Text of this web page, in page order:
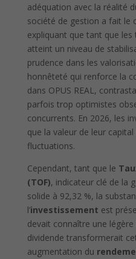
adéquation avec la réalité
société de gestion a fait le
expliquant que tant que les
atteint un niveau de
prudence dans les
honnêteté qui renforce la
dans OPUS REAL,
parfois trop optimistes
concurrents. En 2026, les
que la valeur de leur
fluctuations.
Cependant, tant que le
(TOF), indicateur clé de la
solide à 92,32 %, la
l’investissement est
devait connaître une
dividende transformerait
augmentation du